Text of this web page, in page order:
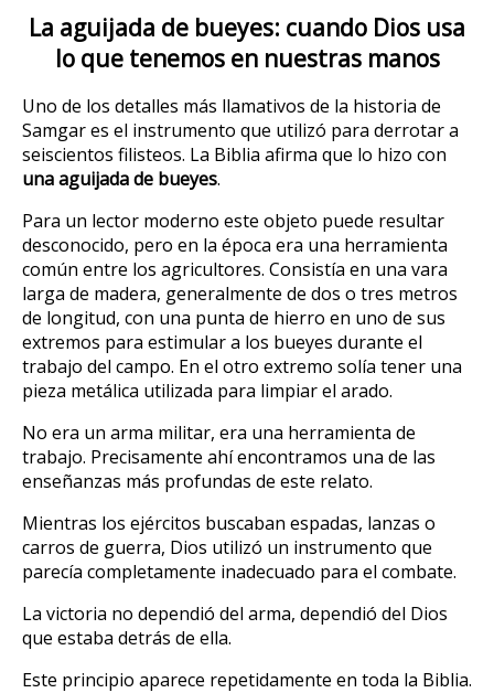
La aguijada de bueyes: cuando Dios usa
lo que tenemos en nuestras manos
Uno de los detalles más llamativos de la historia de
Samgar es el instrumento que utilizó para derrotar a
seiscientos filisteos. La Biblia afirma que lo hizo con
una aguijada de bueyes.
Para un lector moderno este objeto puede resultar
desconocido, pero en la época era una herramienta
común entre los agricultores. Consistía en una vara
larga de madera, generalmente de dos o tres metros
de longitud, con una punta de hierro en uno de sus
extremos para estimular a los bueyes durante el
trabajo del campo. En el otro extremo solía tener una
pieza metálica utilizada para limpiar el arado.
No era un arma militar, era una herramienta de
trabajo. Precisamente ahí encontramos una de las
enseñanzas más profundas de este relato.
Mientras los ejércitos buscaban espadas, lanzas o
carros de guerra, Dios utilizó un instrumento que
parecía completamente inadecuado para el combate.
La victoria no dependió del arma, dependió del Dios
que estaba detrás de ella.
Este principio aparece repetidamente en toda la Biblia.